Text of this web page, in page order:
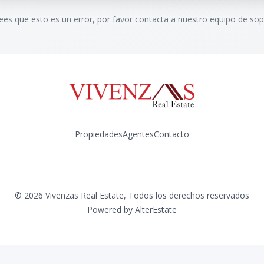
que esto es un error, por favor contacta a nuestro equipo de
PropiedadesAgentesContacto
© 2026 Vivenzas Real Estate, Todos los derechos reservados
Powered by AlterEstate